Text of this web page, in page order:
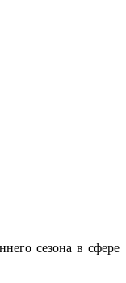
сезона в сфере